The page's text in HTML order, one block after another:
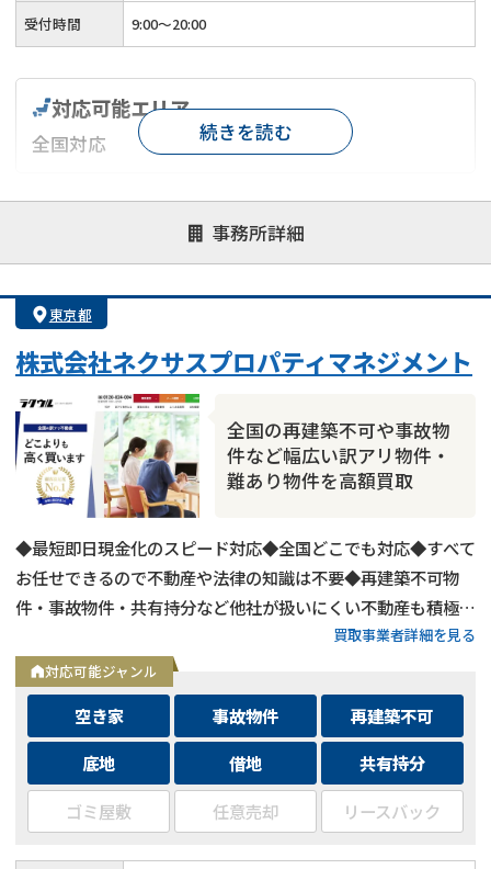
受付時間 9:00～20:00
事務所詳細
対応可能エリア
全国対応
対応が親身 オンライン面談可能
レスポンスが早い
1億円以上の買取可
続きを読む
東京都
株式会社ネクサスプロパティマネジメント
全国の再建築不可や事故物
件など幅広い訳アリ物件・
難あり物件を高額買取
◆最短即日現金化のスピード対応◆全国どこでも対応◆すべて
お任せできるので不動産や法律の知識は不要◆再建築不可物
件・事故物件・共有持分など他社が扱いにくい不動産も積極買
取◆残置物・ゴミ屋敷・シロアリ被害がある物件もそのままで
買取
買取事業者詳細を見る
対応可能ジャンル
空き家 事故物件
再建築不可
底地
借地
共有持分
ゴミ屋敷
任意売却 リースバック